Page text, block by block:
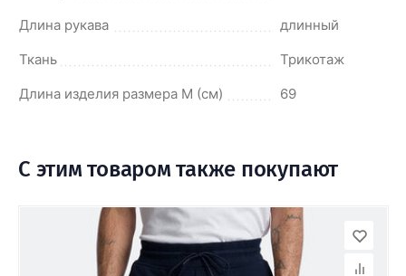
Длина рукава
длинный
Ткань
Трикотаж
Длина изделия размера M (см)
69
С этим товаром также покупают